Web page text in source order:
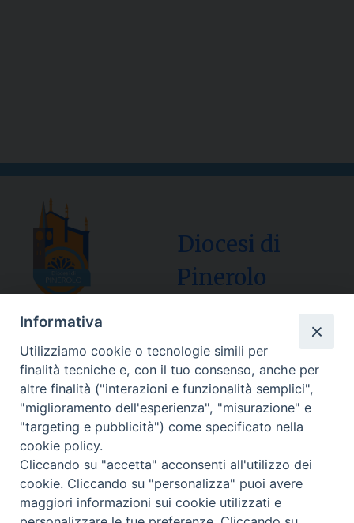
Diocesi di
Pinerolo
Sede Curia:
Via Vescovado, 1 – 10064 Pinerolo
Segreteria Generale Centralino Tel: 0121.37.33.20
e-mail: centralino@diocesipinerolo.it
Orari e giorni di apertura:
Lunedì, Mercoledì e Venerdì: ore 9:15 – 11:30;
Informativa
Utilizziamo cookie o tecnologie simili per
finalità tecniche e, con il tuo consenso, anche per
altre finalità ("interazioni e funzionalità semplici",
"miglioramento dell'esperienza", "misurazione" e
"targeting e pubblicità") come specificato nella
cookie policy.
Cliccando su "accetta" acconsenti all'utilizzo dei
cookie. Cliccando su "personalizza" puoi avere
maggiori informazioni sui cookie utilizzati e